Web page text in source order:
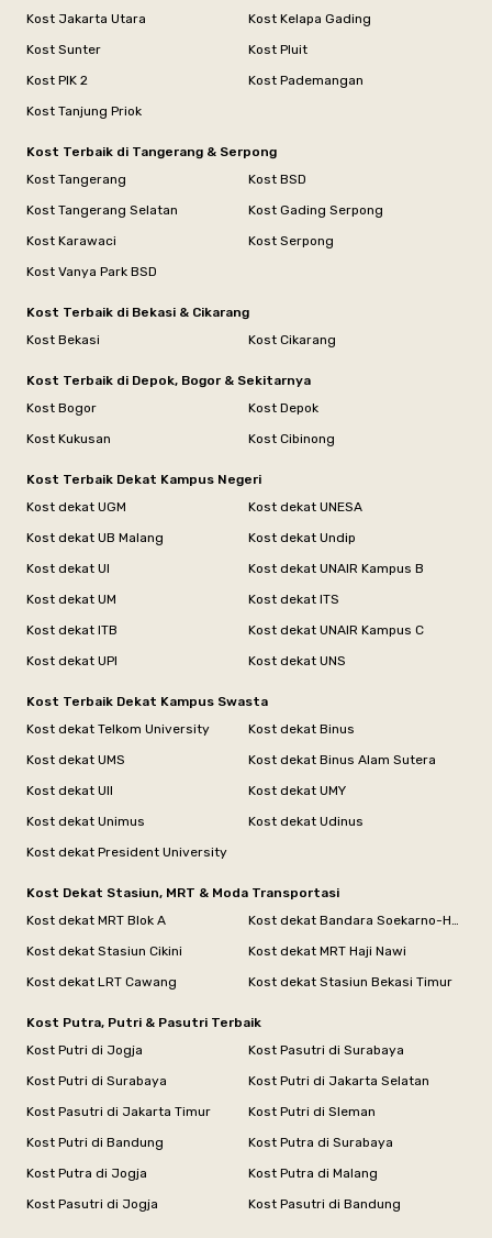
Kost Jakarta Utara
Kost Kelapa Gading
Kost Sunter
Kost Pluit
Kost PIK 2
Kost Pademangan
Kost Tanjung Priok
Kost Terbaik di Tangerang & Serpong
Kost Tangerang
Kost BSD
Kost Tangerang Selatan
Kost Gading Serpong
Kost Karawaci
Kost Serpong
Kost Vanya Park BSD
Kost Terbaik di Bekasi & Cikarang
Kost Bekasi
Kost Cikarang
Kost Terbaik di Depok, Bogor & Sekitarnya
Kost Bogor
Kost Depok
Kost Kukusan
Kost Cibinong
Kost Terbaik Dekat Kampus Negeri
Kost dekat UGM
Kost dekat UNESA
Kost dekat UB Malang
Kost dekat Undip
Kost dekat UI
Kost dekat UNAIR Kampus B
Kost dekat UM
Kost dekat ITS
Kost dekat ITB
Kost dekat UNAIR Kampus C
Kost dekat UPI
Kost dekat UNS
Kost Terbaik Dekat Kampus Swasta
Kost dekat Telkom University
Kost dekat Binus
Kost dekat UMS
Kost dekat Binus Alam Sutera
Kost dekat UII
Kost dekat UMY
Kost dekat Unimus
Kost dekat Udinus
Kost dekat President University
Kost Dekat Stasiun, MRT & Moda Transportasi
Kost dekat MRT Blok A
Kost dekat Bandara Soekarno-Hatta
Kost dekat Stasiun Cikini
Kost dekat MRT Haji Nawi
Kost dekat LRT Cawang
Kost dekat Stasiun Bekasi Timur
Kost Putra, Putri & Pasutri Terbaik
Kost Putri di Jogja
Kost Pasutri di Surabaya
Kost Putri di Surabaya
Kost Putri di Jakarta Selatan
Kost Pasutri di Jakarta Timur
Kost Putri di Sleman
Kost Putri di Bandung
Kost Putra di Surabaya
Kost Putra di Jogja
Kost Putra di Malang
Kost Pasutri di Jogja
Kost Pasutri di Bandung